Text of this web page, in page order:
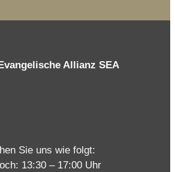
Allianz SEA
Sie uns wie folgt:
13:30 – 17:00 Uhr